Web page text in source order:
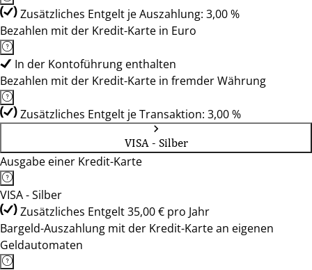
Zusätzliches Entgelt je Auszahlung: 3,00 %
Bezahlen mit der Kredit-Karte in Euro
In der Kontoführung enthalten
Bezahlen mit der Kredit-Karte in fremder Währung
Zusätzliches Entgelt je Transaktion: 3,00 %
VISA - Silber
Ausgabe einer Kredit-Karte
VISA - Silber
Zusätzliches Entgelt 35,00 € pro Jahr
Bargeld-Auszahlung mit der Kredit-Karte an eigenen
Geldautomaten